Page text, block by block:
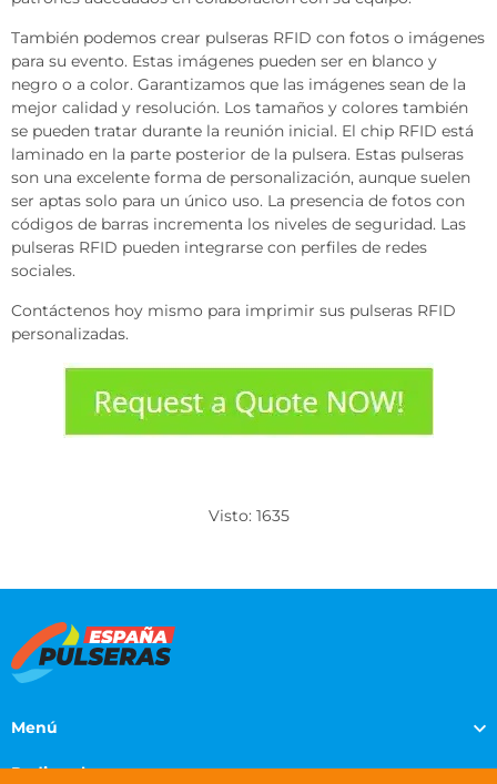
También podemos crear pulseras RFID con fotos o imágenes
para su evento. Estas imágenes pueden ser en blanco y
negro o a color. Garantizamos que las imágenes sean de la
mejor calidad y resolución. Los tamaños y colores también
se pueden tratar durante la reunión inicial. El chip RFID está
laminado en la parte posterior de la pulsera. Estas pulseras
son una excelente forma de personalización, aunque suelen
ser aptas solo para un único uso. La presencia de fotos con
códigos de barras incrementa los niveles de seguridad. Las
pulseras RFID pueden integrarse con perfiles de redes
sociales.
Contáctenos hoy mismo para imprimir sus pulseras RFID
personalizadas.
Visto: 1635
Menú
Pedir pulseras